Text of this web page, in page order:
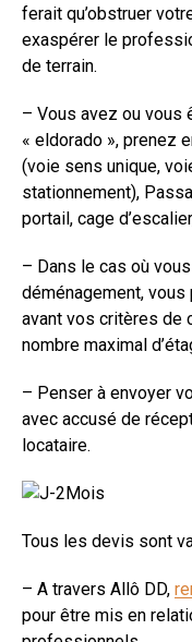
ferait qu’obstruer
exaspérer le
de terrain.
– Vous avez ou vous
« eldorado », prenez
(voie sens unique,
stationnement),
portail, cage
– Dans le cas où
déménagement,
avant vos critères de
nombre maximal
– Penser à envoyer
avec accusé de
locataire.
Tous les devis sont
– A travers Allô DD,
pour être mis en